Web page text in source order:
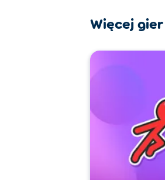
Więcej